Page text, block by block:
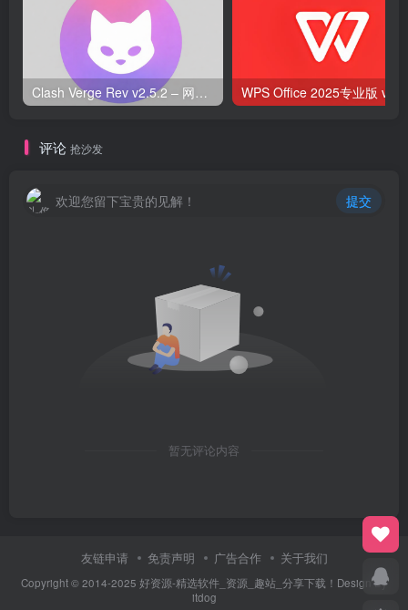
Clash Verge Rev v2.5.2 – 网络代理工具
评论 抢沙发
欢迎您留下宝贵的见解！ 提交
暂无评论内容
友链申请 免责声明 广告合作 关于我们
Copyright © 2014-2025 好资源-精选软件_资源_趣站_分享下载！Design By
itdog